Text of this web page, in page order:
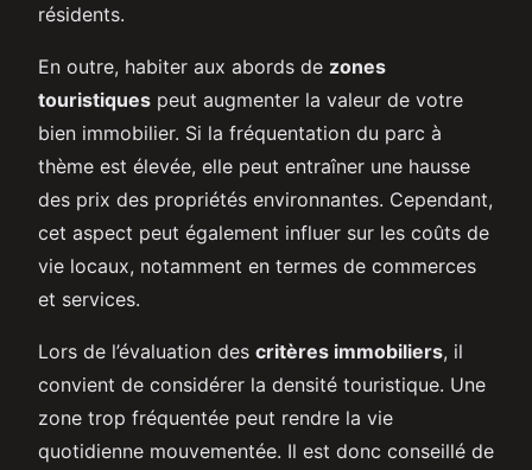
résidents.
En outre, habiter aux abords de zones
touristiques peut augmenter la valeur de votre
bien immobilier. Si la fréquentation du parc à
thème est élevée, elle peut entraîner une hausse
des prix des propriétés environnantes. Cependant,
cet aspect peut également influer sur les coûts de
vie locaux, notamment en termes de commerces
et services.
Lors de l’évaluation des critères immobiliers, il
convient de considérer la densité touristique. Une
zone trop fréquentée peut rendre la vie
quotidienne mouvementée. Il est donc conseillé de